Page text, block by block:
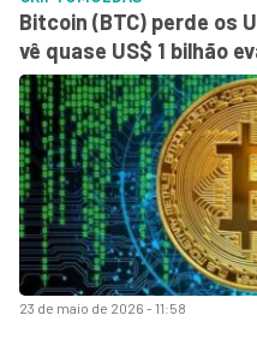
23 de maio de 2026 - 11:58
Bitcoin (BTC) perde os
vê quase US$ 1 bilhão